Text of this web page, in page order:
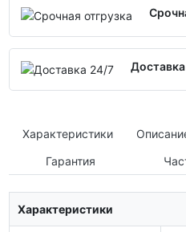
Характеристики
Гарантия
Характеристики